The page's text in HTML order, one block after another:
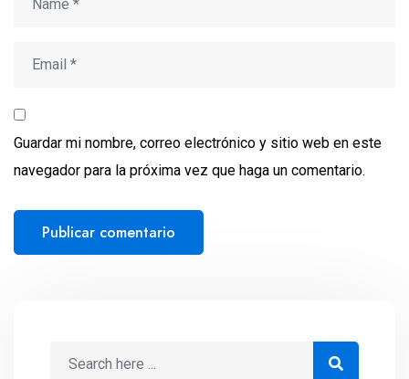
Guardar mi nombre, correo electrónico y sitio web en este
navegador para la próxima vez que haga un comentario.